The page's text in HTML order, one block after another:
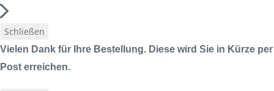
Schließen
Vielen Dank für Ihre Bestellung. Diese wird Sie in Kürze per
Post erreichen.